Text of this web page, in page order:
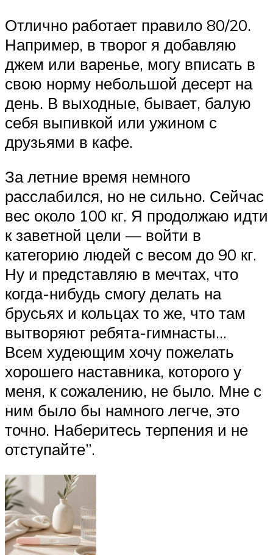
Отлично работает правило 80/20.
Например, в творог я добавляю
джем или варенье, могу вписать в
свою норму небольшой десерт на
день. В выходные, бывает, балую
себя выпивкой или ужином с
друзьями в кафе.
За летние время немного
расслабился, но не сильно. Сейчас
вес около 100 кг. Я продолжаю идти
к заветной цели — войти в
категорию людей с весом до 90 кг.
Ну и представляю в мечтах, что
когда-нибудь смогу делать на
брусьях и кольцах то же, что там
вытворяют ребята-гимнасты…
Всем худеющим хочу пожелать
хорошего наставника, которого у
меня, к сожалению, не было. Мне с
ним было бы намного легче, это
точно. Наберитесь терпения и не
отступайте”.